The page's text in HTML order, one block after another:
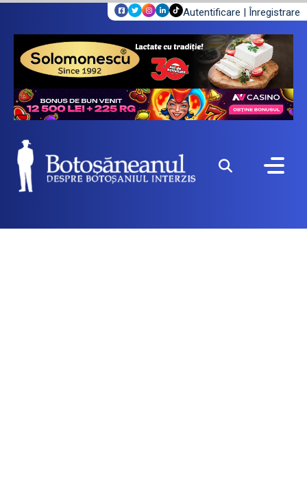
Autentificare | Înregistrare